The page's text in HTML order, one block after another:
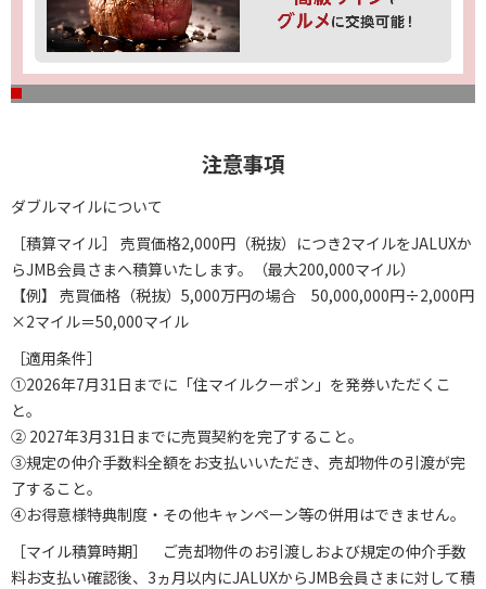
注意事項
ダブルマイルについて
［積算マイル］ 売買価格2,000円（税抜）につき2マイルをJALUXか
らJMB会員さまへ積算いたします。（最大200,000マイル）
【例】 売買価格（税抜）5,000万円の場合 50,000,000円÷2,000円
×2マイル＝50,000マイル
［適用条件］
①2026年7月31日までに「住マイルクーポン」を発券いただくこ
と。
② 2027年3月31日までに売買契約を完了すること。
③規定の仲介手数料全額をお支払いいただき、売却物件の引渡が完
了すること。
④お得意様特典制度・その他キャンペーン等の併用はできません。
［マイル積算時期］ ご売却物件のお引渡しおよび規定の仲介手数
料お支払い確認後、3ヵ月以内にJALUXからJMB会員さまに対して積